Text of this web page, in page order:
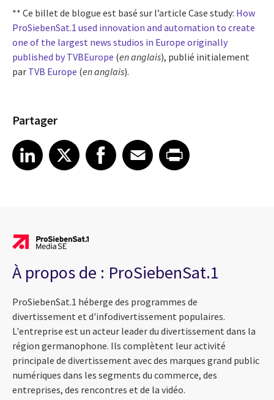
** Ce billet de blogue est basé sur l’article Case study: How
ProSiebenSat.1 used innovation and automation to create
one of the largest news studios in Europe originally
published by TVBEurope (en anglais), publié initialement
par TVB Europe (en anglais).
Partager
Share article on LinkedIn
LinkedIn
Share article on XShare article on Facebook
Facebook
Share article on Email
EmailShare article on Print
À propos de : ProSiebenSat.1
ProSiebenSat.1 héberge des programmes de
divertissement et d'infodivertissement populaires.
L'entreprise est un acteur leader du divertissement dans la
région germanophone. Ils complètent leur activité
principale de divertissement avec des marques grand public
numériques dans les segments du commerce, des
entreprises, des rencontres et de la vidéo.